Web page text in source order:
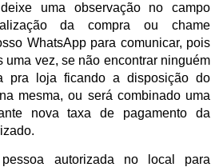
uma observação no campo
da compra ou chame
WhatsApp para comunicar, pois
uma vez, se não encontrar ninguém
pra loja ficando a disposição do
mesma, ou será combinado uma
nova taxa de pagamento da
autorizada no local para